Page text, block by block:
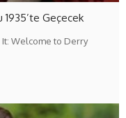
1935’te Geçecek
Welcome to Derry